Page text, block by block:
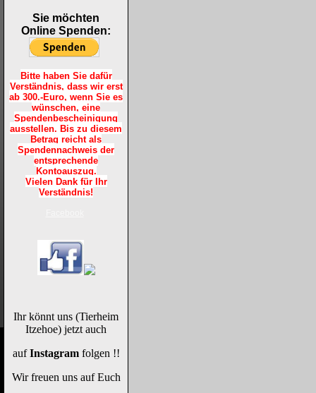
Sie möchten
Online Spenden:
Bitte haben Sie dafür
Verständnis, dass wir erst
ab 300.-Euro, wenn Sie es
wünschen, eine
Spendenbescheinigung
ausstellen. Bis zu diesem
Betrag reicht als
Spendennachweis der
entsprechende
Kontoauszug.
Vielen Dank für Ihr
Verständnis!
Ihr könnt uns (Tierheim
Itzehoe) jetzt auch
aufInstagramfolgen !!
Wir freuen uns auf Euch